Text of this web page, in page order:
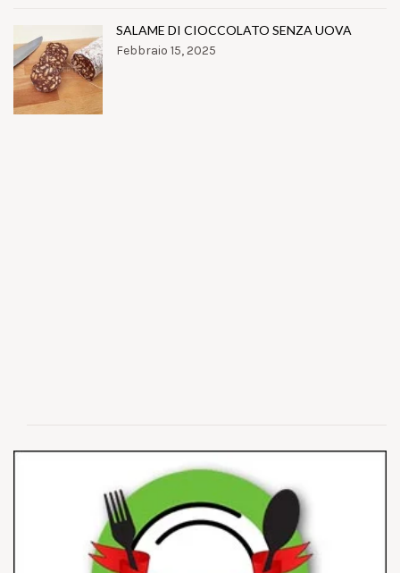
SALAME DI CIOCCOLATO SENZA UOVA
Febbraio 15, 2025